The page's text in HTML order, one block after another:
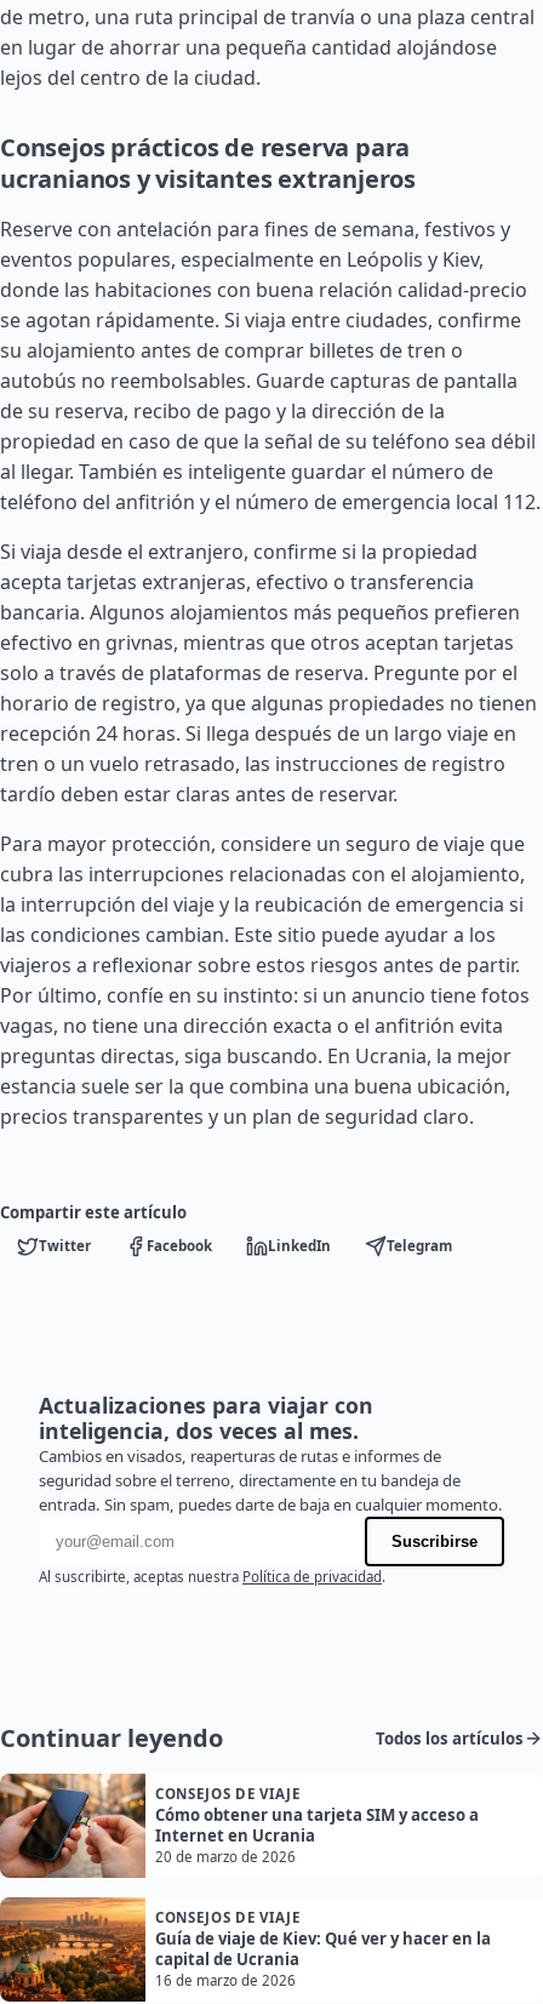
de metro, una ruta principal de tranvía o una plaza central
en lugar de ahorrar una pequeña cantidad alojándose
lejos del centro de la ciudad.
Consejos prácticos de reserva para
ucranianos y visitantes extranjeros
Reserve con antelación para fines de semana, festivos y
eventos populares, especialmente en Leópolis y Kiev,
donde las habitaciones con buena relación calidad-precio
se agotan rápidamente. Si viaja entre ciudades, confirme
su alojamiento antes de comprar billetes de tren o
autobús no reembolsables. Guarde capturas de pantalla
de su reserva, recibo de pago y la dirección de la
propiedad en caso de que la señal de su teléfono sea débil
al llegar. También es inteligente guardar el número de
teléfono del anfitrión y el número de emergencia local 112.
Si viaja desde el extranjero, confirme si la propiedad
acepta tarjetas extranjeras, efectivo o transferencia
bancaria. Algunos alojamientos más pequeños prefieren
efectivo en grivnas, mientras que otros aceptan tarjetas
solo a través de plataformas de reserva. Pregunte por el
horario de registro, ya que algunas propiedades no tienen
recepción 24 horas. Si llega después de un largo viaje en
tren o un vuelo retrasado, las instrucciones de registro
tardío deben estar claras antes de reservar.
Para mayor protección, considere un seguro de viaje que
cubra las interrupciones relacionadas con el alojamiento,
la interrupción del viaje y la reubicación de emergencia si
las condiciones cambian. Este sitio puede ayudar a los
viajeros a reflexionar sobre estos riesgos antes de partir.
Por último, confíe en su instinto: si un anuncio tiene fotos
vagas, no tiene una dirección exacta o el anfitrión evita
preguntas directas, siga buscando. En Ucrania, la mejor
estancia suele ser la que combina una buena ubicación,
precios transparentes y un plan de seguridad claro.
Compartir este artículo
Twitter Facebook LinkedIn Telegram
Actualizaciones para viajar con
inteligencia, dos veces al mes.
Cambios en visados, reaperturas de rutas e informes de
seguridad sobre el terreno, directamente en tu bandeja de
entrada. Sin spam, puedes darte de baja en cualquier momento.
Dirección de correo electrónico
Suscribirse
Al suscribirte, aceptas nuestra Política de privacidad.
Continuar leyendo Todos los artículos
CONSEJOS DE VIAJE
Cómo obtener una tarjeta SIM y acceso a
Internet en Ucrania
20 de marzo de 2026
CONSEJOS DE VIAJE
Guía de viaje de Kiev: Qué ver y hacer en la
capital de Ucrania
16 de marzo de 2026